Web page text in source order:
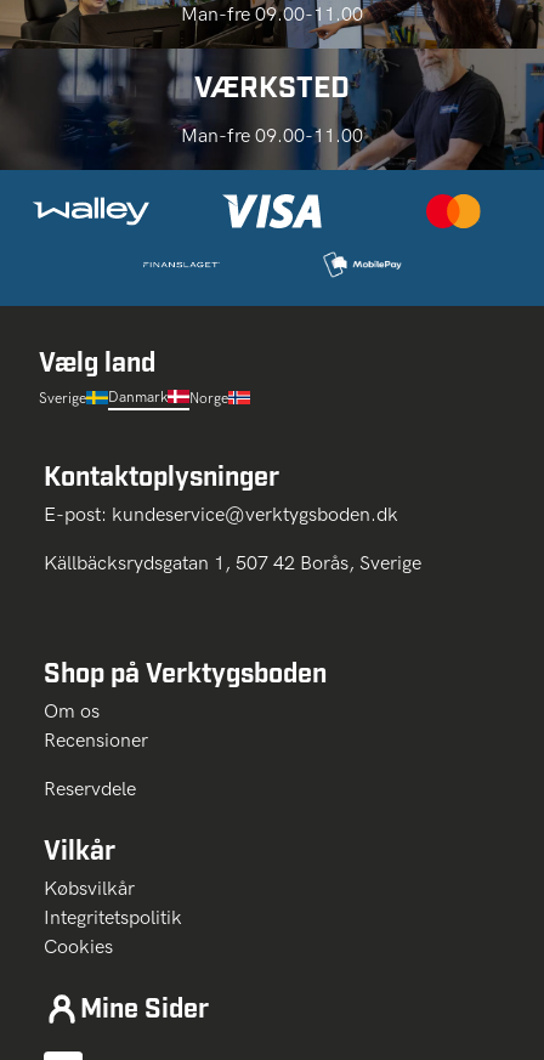
Man-fre 09.00-11.00
VÆRKSTED
Man-fre 09.00-11.00
Vælg land
Sverige Danmark Norge
Kontaktoplysninger
E-post: kundeservice@verktygsboden.dk
Källbäcksrydsgatan 1, 507 42 Borås, Sverige
Shop på Verktygsboden
Om os
Recensioner
Reservdele
Vilkår
Købsvilkår
Integritetspolitik
Cookies
Mine Sider